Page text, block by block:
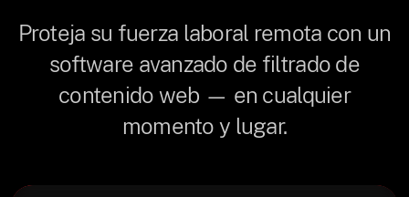
Proteja su fuerza laboral remota con un
software avanzado de filtrado de
contenido web — en cualquier
momento y lugar.